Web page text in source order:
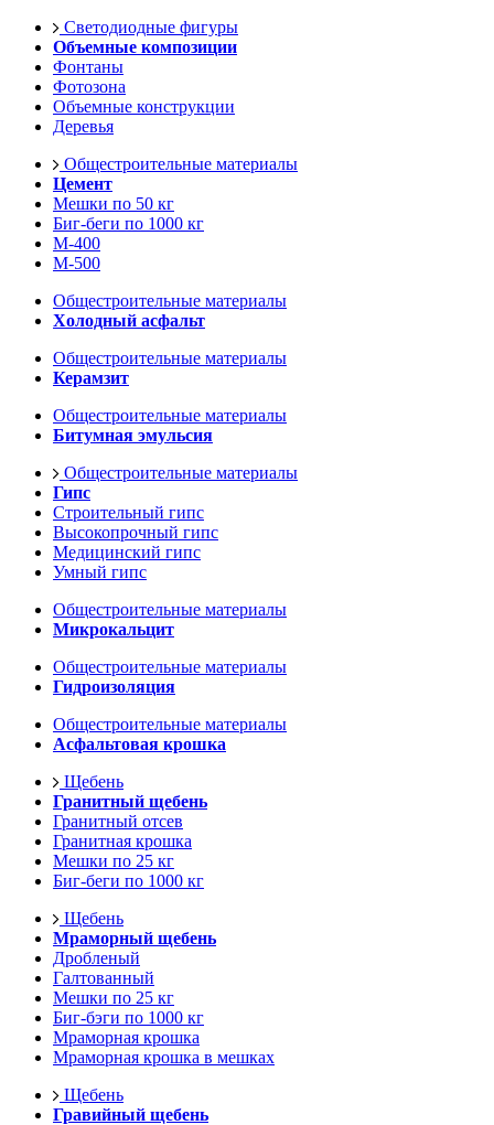
Светодиодные фигуры
Объемные композиции
Фонтаны
Фотозона
Объемные конструкции
Деревья
Общестроительные материалы
Цемент
Мешки по 50 кг
Биг-беги по 1000 кг
М-400
М-500
Общестроительные материалы
Холодный асфальт
Общестроительные материалы
Керамзит
Общестроительные материалы
Битумная эмульсия
Общестроительные материалы
Гипс
Строительный гипс
Высокопрочный гипс
Медицинский гипс
Умный гипс
Общестроительные материалы
Микрокальцит
Общестроительные материалы
Гидроизоляция
Общестроительные материалы
Асфальтовая крошка
Щебень
Гранитный щебень
Гранитный отсев
Гранитная крошка
Мешки по 25 кг
Биг-беги по 1000 кг
Щебень
Мраморный щебень
Дробленый
Галтованный
Мешки по 25 кг
Биг-бэги по 1000 кг
Мраморная крошка
Мраморная крошка в мешках
Щебень
Гравийный щебень